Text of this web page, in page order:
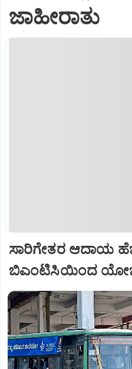
ಜಾಹೀರಾತು
ಸಾರಿಗೇತರ ಆದಾಯ
ಬಿಎಂಟಿಸಿಯಿಂದ